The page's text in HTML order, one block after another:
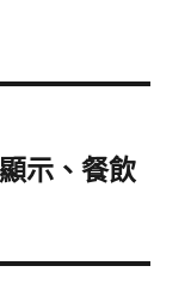
示、餐飲